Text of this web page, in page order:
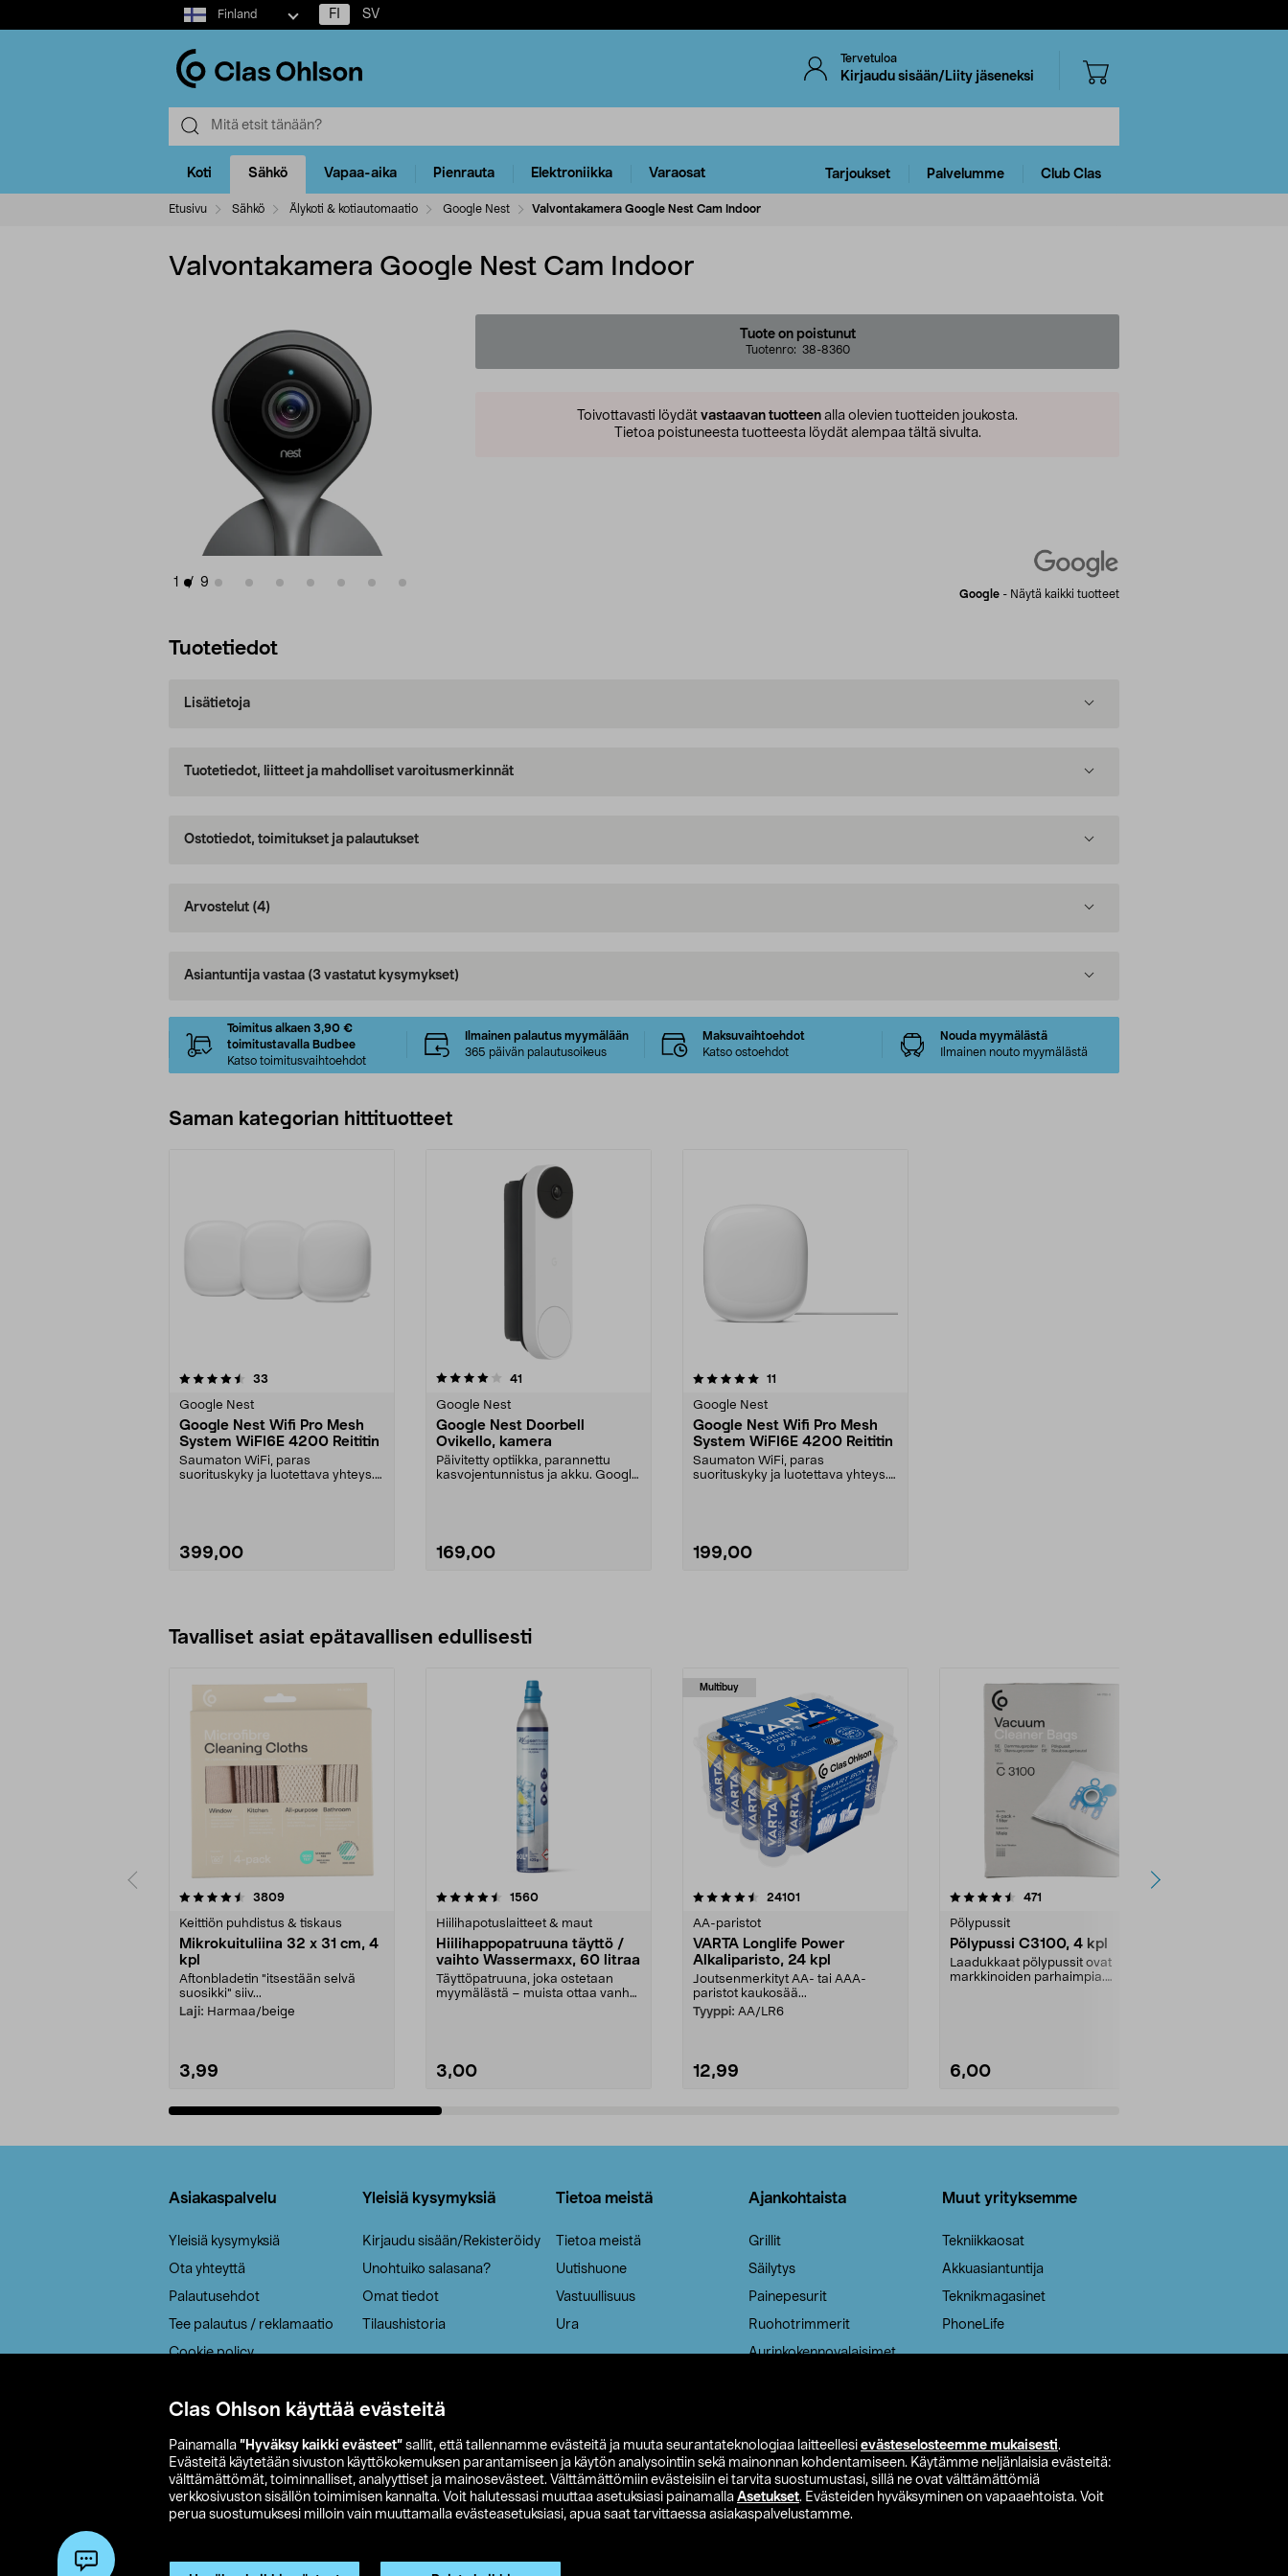
Clas Ohlson käyttää evästeitä
Painamalla ”Hyväksy kaikki evästeet” sallit, että tallennamme evästeitä ja muuta seurantateknologiaa laitteellesi evästeselosteemme mukaisesti.
Evästeitä käytetään sivuston käyttökokemuksen parantamiseen ja käytön analysointiin sekä mainonnan kohdentamiseen. Käytämme neljänlaisia evästeitä:
välttämättömät, toiminnalliset, analyyttiset ja mainosevästeet. Välttämättömiin evästeisiin ei tarvita suostumustasi, sillä ne ovat välttämättömiä
verkkosivuston sisällön toimimisen kannalta. Voit halutessasi muuttaa asetuksiasi painamalla Asetukset. Evästeiden hyväksyminen on vapaaehtoista. Voit
perua suostumuksesi milloin vain muuttamalla evästeasetuksiasi, apua saat tarvittaessa asiakaspalvelustamme.
Select
market
Finland FI SV
Tervetuloa
Kirjaudu sisään/Liity jäseneksi
Koti Sähkö Vapaa-aika Pienrauta Elektroniikka Varaosat Tarjoukset Palvelumme Club Clas
Etusivu Sähkö Älykoti & kotiautomaatio Google Nest Valvontakamera Google Nest Cam Indoor
Valvontakamera Google Nest Cam Indoor
1 / 9
Tuote on poistunut
Tuotenro: 38-8360
Toivottavasti löydät vastaavan tuotteen alla olevien tuotteiden joukosta.
Tietoa poistuneesta tuotteesta löydät alempaa tältä sivulta.
Google - Näytä kaikki tuotteet
Tuotetiedot
Lisätietoja
Tuotetiedot, liitteet ja mahdolliset varoitusmerkinnät
Ostotiedot, toimitukset ja palautukset
Arvostelut (4)
Asiantuntija vastaa (3 vastatut kysymykset)
Toimitus alkaen 3,90 €
toimitustavalla Budbee
Katso toimitusvaihtoehdot
Ilmainen palautus myymälään
365 päivän palautusoikeus
Maksuvaihtoehdot
Katso ostoehdot
Nouda myymälästä
Ilmainen nouto myymälästä
Saman kategorian hittituotteet
33
Google Nest
Google Nest Wifi Pro Mesh
System WiFI6E 4200 Reititin
Saumaton WiFi, paras
suorituskyky ja luotettava yhteys.
399,00
4.0 viidestä
41
Google Nest
Google Nest Doorbell
Ovikello, kamera
Päivitetty optiikka, parannettu
kasvojentunnistus ja akku. Google
169,00
5.0 viidestä
11
Google Nest
Google Nest Wifi Pro Mesh
System WiFI6E 4200 Reititin
Saumaton WiFi, paras
suorituskyky ja luotettava yhteys.
199,00
Tavalliset asiat epätavallisen edullisesti
3809arvostelut
Keittiön puhdistus & tiskaus
Mikrokuituliina 32 x 31 cm, 4
kpl
Aftonbladetin "itsestään selvä
suosikki" siiv...
Laji: Harmaa/beige
3,99
4.5viidestä
1560arvostelut
Hiilihapotuslaitteet & maut
Hiilihappopatruuna täyttö /
vaihto Wassermaxx, 60 litraa
Täyttöpatruuna, joka ostetaan
myymälästä – muista ottaa vanha
3,00
Multibuy
4.5viidestä
24101
AA-paristot
VARTA Longlife Power
Alkaliparisto, 24 kpl
Joutsenmerkityt AA- tai AAA-
paristot kaukosää...
Tyyppi: AA/LR6
12,99
4.5viidestä
471
Pölypussit
Pölypussi C3100, 4 kpl
Laadukkaat pölypussit ovat
markkinoiden parhaimpia.
6,00
4.5viidestä
Asiakaspalvelu
Yleisiä kysymyksiä
Ota yhteyttä
Palautusehdot
Tee palautus / reklamaatio
Cookie policy
Saavutettavuus
Yleisiä kysymyksiä
Kirjaudu sisään/Rekisteröidy
Unohtuiko salasana?
Omat tiedot
Tilaushistoria
Tietoa meistä
Tietoa meistä
Uutishuone
Vastuullisuus
Ura
Ajankohtaista
Grillit
Säilytys
Painepesurit
Ruohotrimmerit
Aurinkokennovalaisimet
Muut yrityksemme
Tekniikkaosat
Akkuasiantuntija
Teknikmagasinet
PhoneLife